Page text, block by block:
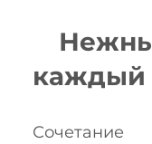
каждый